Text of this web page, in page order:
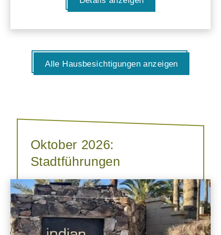
Alle Hausbesichtigungen anzeigen
Oktober 2026:
Stadtführungen